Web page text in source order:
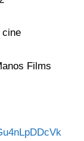
cine
Films